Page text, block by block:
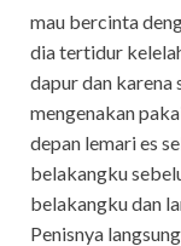
mau bercinta
dia tertidur
dapur dan karena
mengenakan
depan lemari es
belakangku
belakangku dan
Penisnya